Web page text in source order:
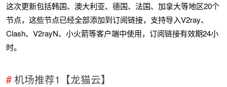
这次更新包括韩国、澳大利亚、德国、法国、加拿大等地区20个
节点，这些节点已经全部添加到订阅链接，支持导入V2ray、
Clash、V2rayN、小火箭等客户端中使用，订阅链接有效期24小
时。
机场推荐1【龙猫云】